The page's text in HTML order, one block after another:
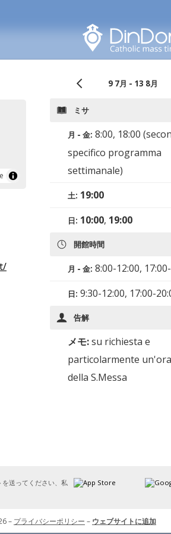
9 7月 - 13 8月
ミサ
月 - 金: 8:00, 18:00
specifico programma
settimanale)
土: 19:00
日: 10:00, 19:00
開館時間
月 - 金: 8:00-12:00,
日: 9:30-12:00, 17:00-
告解
メモ:su richiesta e
particolarmente
della S.Messa
送ってください、私
– プライバシーポリシー – ウェブサイトに追加